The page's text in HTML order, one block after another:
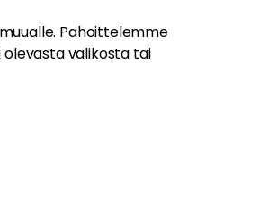
Pahoittelemme
valikosta tai